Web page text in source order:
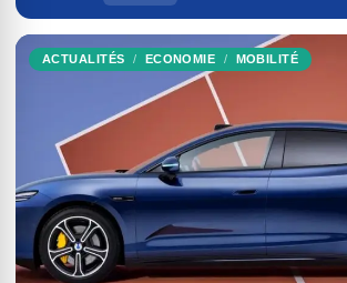
ACTUALITÉS ECONOMIE MOBILITÉ